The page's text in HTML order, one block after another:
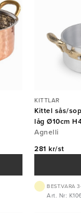
KITTLAR
Kittel sås/
låg Ø10cm
Agnelli
281 kr/st
BEST.VARA
Art. Nr: